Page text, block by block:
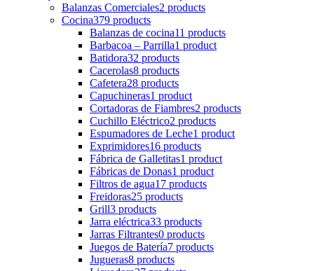
Balanzas Comerciales2 products
Cocina379 products
Balanzas de cocina11 products
Barbacoa – Parrilla1 product
Batidora32 products
Cacerolas8 products
Cafetera28 products
Capuchineras1 product
Cortadoras de Fiambres2 products
Cuchillo Eléctrico2 products
Espumadores de Leche1 product
Exprimidores16 products
Fábrica de Galletitas1 product
Fábricas de Donas1 product
Filtros de agua17 products
Freidoras25 products
Grill3 products
Jarra eléctrica33 products
Jarras Filtrantes0 products
Juegos de Batería7 products
Jugueras8 products